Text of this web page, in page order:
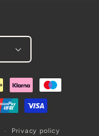
Privacy policy